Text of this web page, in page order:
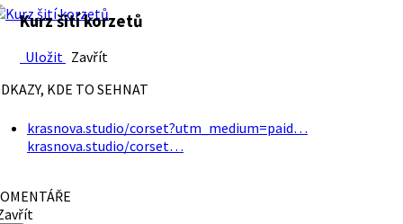
Kurz šití korzetů
Uložit Zavřít
KDE TO SEHNAT
krasnova.studio/corset?utm_medium=paid…
krasnova.studio/corset…